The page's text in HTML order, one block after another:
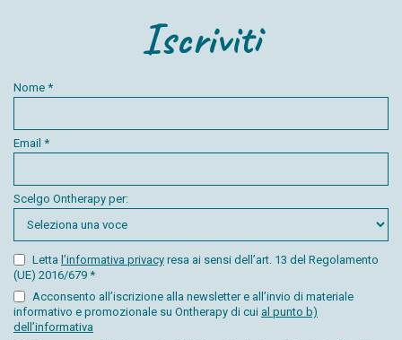
Iscriviti
Nome *
Email *
Scelgo Ontherapy per:
Letta l’informativa privacy resa ai sensi dell’art. 13 del Regolamento
(UE) 2016/679 *
Acconsento all’iscrizione alla newsletter e all’invio di materiale
informativo e promozionale su Ontherapy di cui al punto b)
dell’informativa